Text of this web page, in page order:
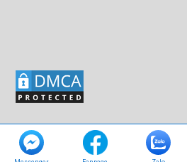
© Bản quyền thuộc về Xông hơi Nghệ An